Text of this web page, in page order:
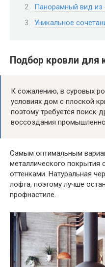
Панорамный вид из
Уникальное
Подбор кровли для
К сожалению, в суровых
условиях дом с плоской
поэтому требуется поиск
воссоздания
Самым оптимальным
металлического
оттенками. Натуральная
лофта, поэтому лучше
профнастиле.